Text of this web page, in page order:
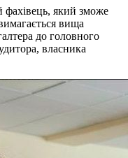
фахівець, який зможе
вища
до головного
власника